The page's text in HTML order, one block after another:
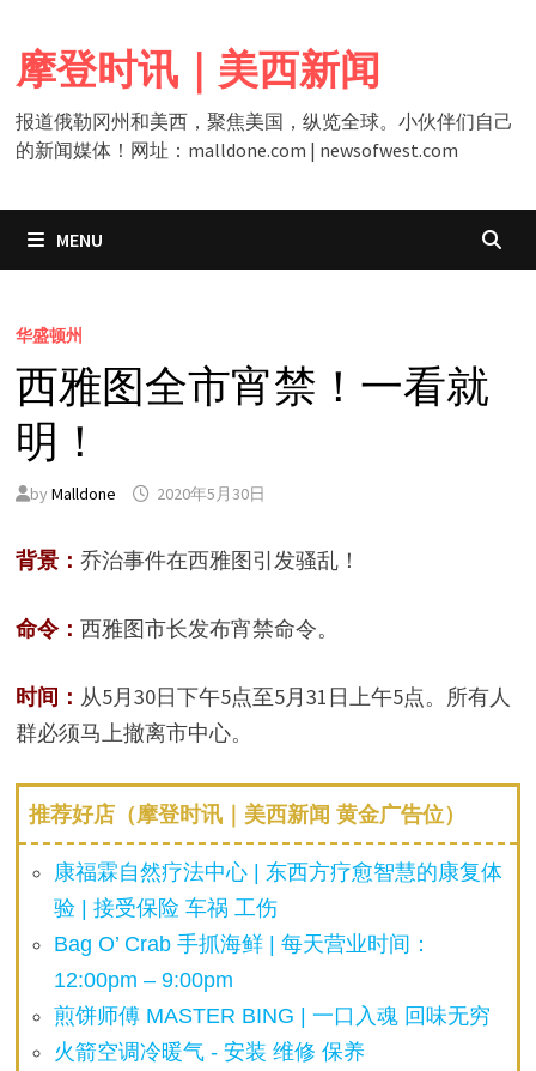
content
摩登时讯｜美西新闻
报道俄勒冈州和美西，聚焦美国，纵览全球。小伙伴们自己
的新闻媒体！网址：malldone.com | newsofwest.com
MENU
华盛顿州
西雅图全市宵禁！一看就
明！
by Malldone 2020年5月30日
背景： 乔治事件在西雅图引发骚乱！
命令： 西雅图市长发布宵禁命令。
时间： 从5月30日下午5点至5月31日上午5点。所有人
群必须马上撤离市中心。
推荐好店（摩登时讯｜美西新闻 黄金广告位）
康福霖自然疗法中心 | 东西方疗愈智慧的康复体
验 | 接受保险 车祸 工伤
Bag O’ Crab 手抓海鲜 | 每天营业时间：
12:00pm – 9:00pm
煎饼师傅 MASTER BING | 一口入魂 回味无穷
火箭空调冷暖气 - 安装 维修 保养